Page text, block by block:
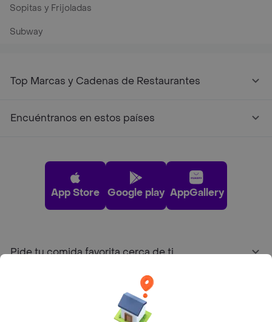
Sopitas y Frijoladas
Subway
Top Marcas y Cadenas de Restaurantes
Encuéntranos en estos países
App Store Google play AppGallery
Pide tu comida favorita cerca de ti